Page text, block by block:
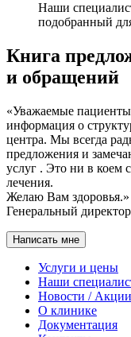
Наши
подобранный
Книга
и обращений
«Уважаемые
информация о
центра. Мы всегда
предложения и
услуг . Это ни в коем
лечения.
Желаю Вам здоровья.»
Генеральный
Написать мне
Услуги и цены
Наши
Новости / Акции
О клинике
Документация